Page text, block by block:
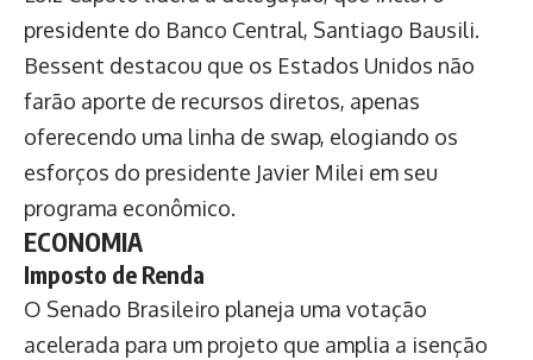
presidente do Banco Central, Santiago Bausili.
Bessent destacou que os Estados Unidos não
farão aporte de recursos diretos, apenas
oferecendo uma linha de swap, elogiando os
esforços do presidente Javier Milei em seu
programa econômico.
ECONOMIA
Imposto de Renda
O Senado Brasileiro planeja uma votação
acelerada para um projeto que amplia a isenção